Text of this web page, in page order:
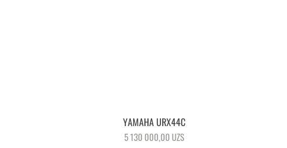
Быстрый просмотр
YAMAHA URX44C
Цена
5 130 000,00 UZS